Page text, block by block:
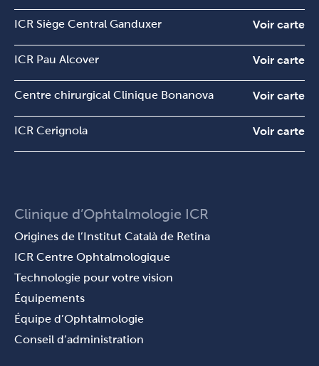
ICR Siège Central Ganduxer Voir carte
ICR Pau Alcover Voir carte
Centre chirurgical Clinique Bonanova Voir carte
ICR Cerignola Voir carte
Clinique d’Ophtalmologie ICR
Origines de l’Institut Català de Retina
ICR Centre Ophtalmologique
Technologie pour votre vision
Équipements
Équipe d’Ophtalmologie
Conseil d’administration